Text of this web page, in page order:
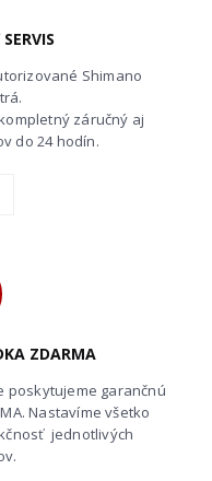
Shimano
záručný aj
do 24 hodín.
ZDARMA
poskytujeme garančnú
Nastavíme všetko
jednotlivých